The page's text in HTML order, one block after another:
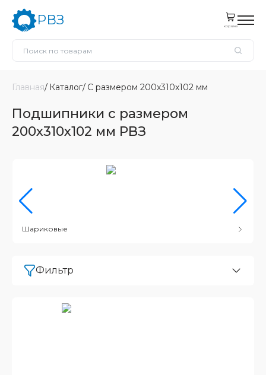
РВЗ корзина
Главная Каталог С размером 200x310x102 мм
Подшипники с размером
200x310x102 мм РВЗ
Шариковые
Фильтр